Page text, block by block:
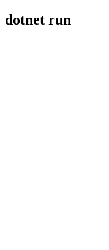
dotnet run